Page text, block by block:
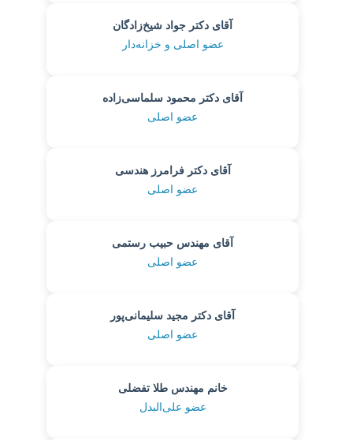
آقای دکتر جواد شیخ‌زادگان
عضو اصلی و خزانه‌دار
آقای دکتر محمود سلماسی‌زاده
عضو اصلی
آقای دکتر فرامرز هندسی
عضو اصلی
آقای مهندس حبیب رستمی
عضو اصلی
آقای دکتر مجید سلیمانی‌پور
عضو اصلی
خانم مهندس طلا تفضلی
عضو علی‌البدل